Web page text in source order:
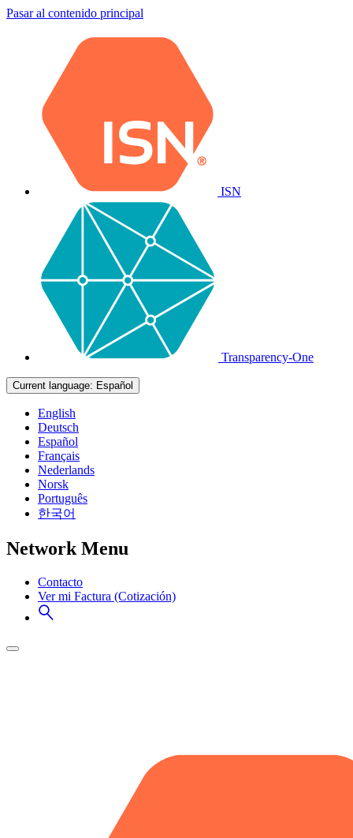
Pasar al contenido principal
ISN
Transparency-One
Current language: Español
English
Deutsch
Español
Français
Nederlands
Norsk
Português
한국어
Network Menu
Contacto
Ver mi Factura (Cotización)